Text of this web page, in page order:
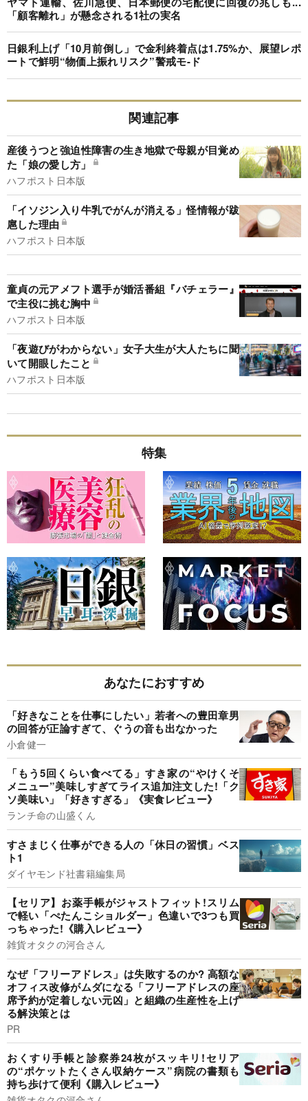
「顧客離れ」が懸念される1社の実名
日銀利上げ「10月前倒し」で金利終着点は1.75%か、展望レポ
ートで鮮明“物価上振れリスク”警戒モ-ド
関連記事
産後うつと強迫性障害の生き地獄で母親が目覚め
た「娘の愛し方」
ハフポスト日本版
「イソジン入り牛乳でがんが消える」怪情報が跋
扈した理由
ハフポスト日本版
童貞の元アメフト選手が婚活番組『バチェラー』
で主役に挑む胸中
ハフポスト日本版
「夜遊びがわからない」女子大生が大人たちに聞
いて開眼したこと
ハフポスト日本版
特集
あなたにおすすめ
「好きなことを仕事にしたい」若者への豊田章男
の回答が正論すぎて、ぐうの音も出なかった
小倉健一
「もう5回くらい食べてる」すき家の“やけくそ
メニュー”美味しすぎてライス追加注文した!「ク
ソ美味い」「好きすぎる」《実食レビュー》
ランチ命の山盛くん
すさまじく仕事ができる人の「休日の習慣」ベス
ト1
ダイヤモンド社書籍編集局
【セリア】お薬手帳がジャストフィット!スリム
で軽い「ぺたんこショルダー」色違いで3つも買
っちゃった!《購入レビュー》
雑貨オタクの河合さん
なぜ「フリーアドレス」は失敗するのか? 高額な
オフィス改修がムダになる「フリーアドレスの座
席予約が定着しない元凶」と組織の生産性を上げ
る解決策とは
PR
おくすり手帳と診察券24枚がスッキリ!セリア
の“ポケットたくさん収納ケース”病院の書類も
持ち歩けて便利《購入レビュー》